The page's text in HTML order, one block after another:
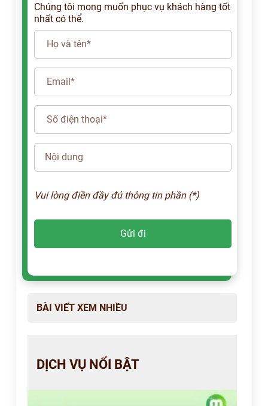
Chúng tôi mong muốn phục vụ khách hàng tốt
nhất có thể.
Vui lòng điền đầy đủ thông tin phần (*)
BÀI VIẾT XEM NHIỀU
DỊCH VỤ NỔI BẬT